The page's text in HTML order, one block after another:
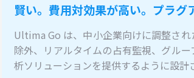
賢い。費用対効果が高い。プラグ
Ultima Go は、中小企業向けに調整さ
除外、リアルタイムの占有監視、グル
析ソリューションを提供するように設計